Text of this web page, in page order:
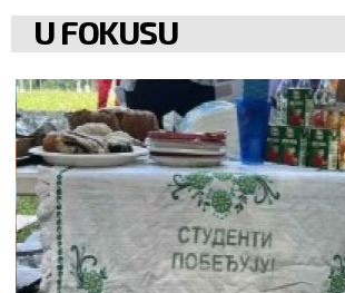
U FOKUSU